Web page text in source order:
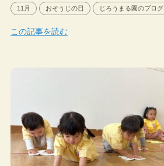
11月 おそうじの日 じろうまる園のブログ
この記事を読む